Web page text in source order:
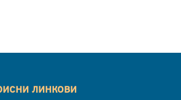
линкови